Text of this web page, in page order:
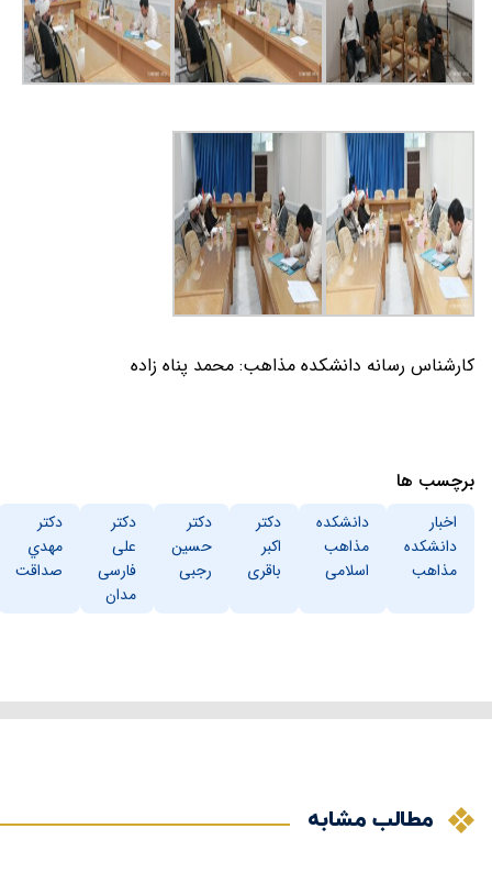
کارشناس رسانه دانشکده مذاهب: محمد پناه زاده
برچسب ها
اخبار
دانشکده
مذاهب
دانشکده
مذاهب
اسلامی
دکتر
اکبر
باقری
دکتر
حسین
رجبی
دکتر
علی
فارسی
مدان
دکتر
مهدي
صداقت
مطالب مشابه